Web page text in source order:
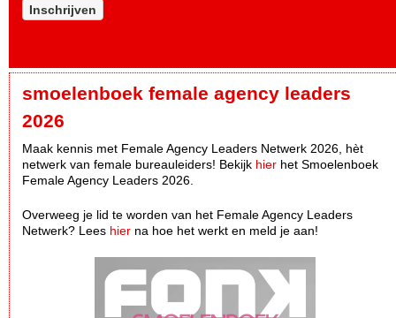
Inschrijven
smoelenboek female agency leaders
2026
Maak kennis met Female Agency Leaders Netwerk 2026, hèt
netwerk van female bureauleiders! Bekijk hier het Smoelenboek
Female Agency Leaders 2026.
Overweeg je lid te worden van het Female Agency Leaders
Netwerk? Lees hier na hoe het werkt en meld je aan!